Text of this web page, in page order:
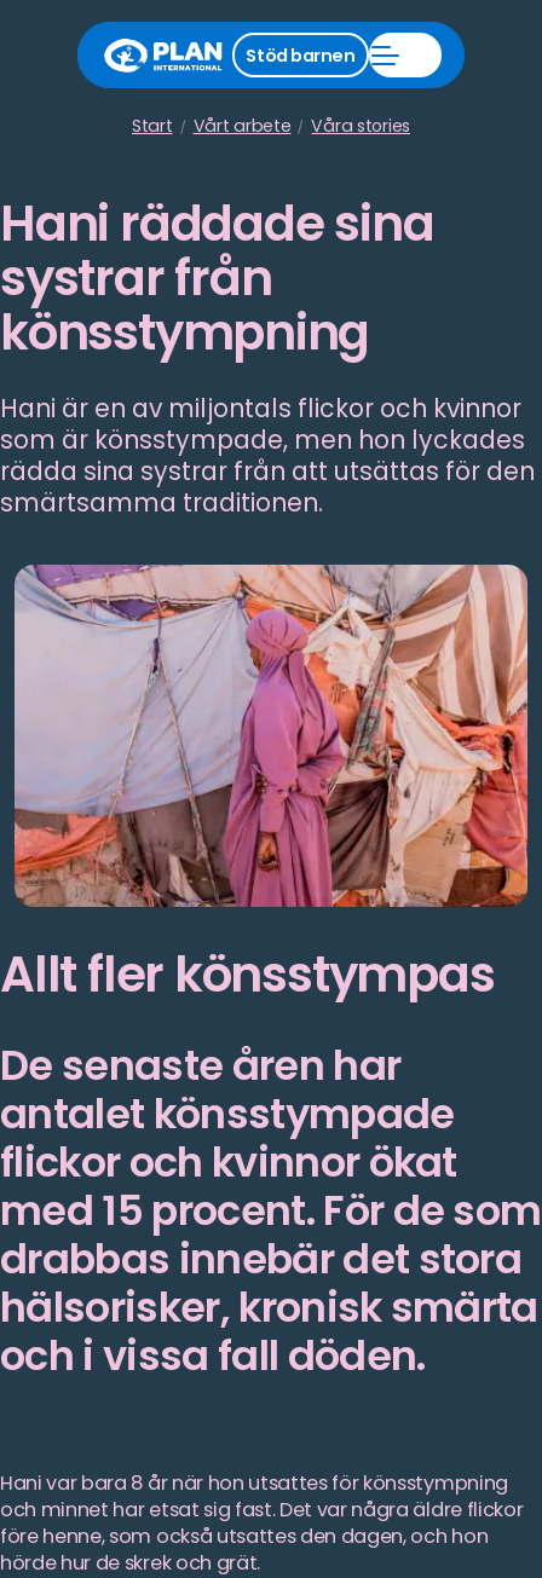
Start Vårt arbete Våra stories
Stäng
stödmeny
Stöd barnen
Stöd
barnen
Öppna
meny
Hani räddade sina
systrar från
könsstympning
Hani är en av miljontals flickor och kvinnor
som är könsstympade, men hon lyckades
rädda sina systrar från att utsättas för den
smärtsamma traditionen.
Allt fler könsstympas
De senaste åren har
antalet könsstympade
flickor och kvinnor ökat
med 15 procent. För de som
drabbas innebär det stora
hälsorisker, kronisk smärta
och i vissa fall döden.
Hani var bara 8 år när hon utsattes för könsstympning
och minnet har etsat sig fast. Det var några äldre flickor
före henne, som också utsattes den dagen, och hon
hörde hur de skrek och grät.